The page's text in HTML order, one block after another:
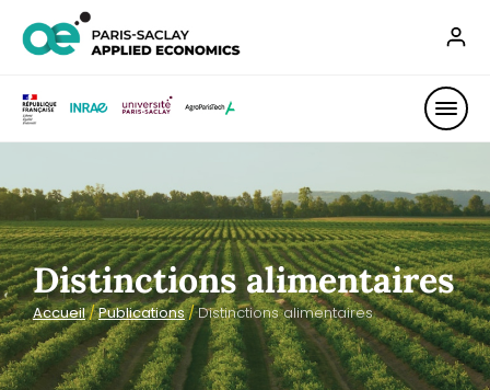
Distinctions alimentaires
Accueil/Publications /Distinctions alimentaires